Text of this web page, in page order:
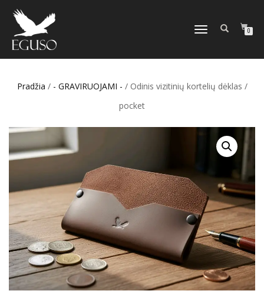
TOGGLE
0
Pradžia / - GRAVIRUOJAMI - / Odinis vizitinių kortelių dėklas /
pocket